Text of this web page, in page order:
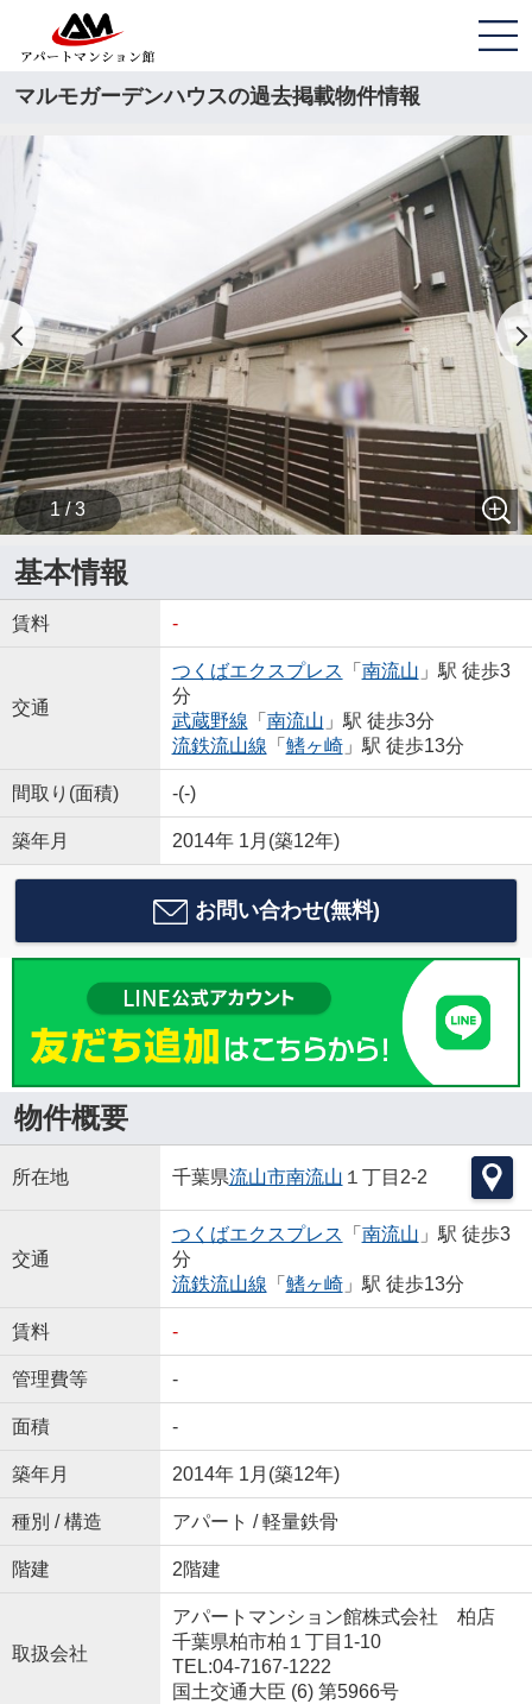
マルモガーデンハウスの過去掲載物件情報
1 / 3
基本情報
賃料 -
交通
つくばエクスプレス 「 南流山 」駅 徒歩3
分
武蔵野線 「 南流山 」駅 徒歩3分
流鉄流山線 「 鰭ヶ崎」駅 徒歩13分
間取り(面積) -(-)
築年月 2014年 1月(築12年)
お問い合わせ(無料)
物件概要
所在地 千葉県流山市南流山 １丁目2-2
交通
つくばエクスプレス 「 南流山 」駅 徒歩3
分
流鉄流山線 「 鰭ヶ崎」駅 徒歩13分
賃料 -
管理費等 -
面積 -
築年月 2014年 1月(築12年)
種別 / 構造 アパート / 軽量鉄骨
階建 2階建
取扱会社
アパートマンション館株式会社 柏店
千葉県柏市柏１丁目1-10
TEL:04-7167-1222
国土交通大臣 (6) 第5966号